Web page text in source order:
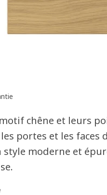
du produit
chêne et leurs
portes et les faces
moderne et